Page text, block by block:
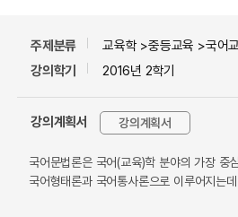
주제분류
교육학 >중등교육 >국어
강의학기
2016년 2학기
강의계획서 강의계획서
국어문법론은 국어(교육)학 분야의 가장
국어형태론과 국어통사론으로 이루어지는